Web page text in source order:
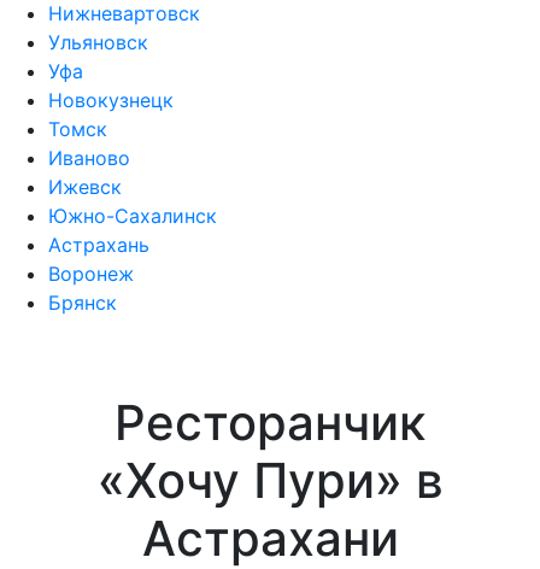
Нижневартовск
Ульяновск
Уфа
Новокузнецк
Томск
Иваново
Ижевск
Южно-Сахалинск
Астрахань
Воронеж
Брянск
Ресторанчик
«Хочу Пури» в
Астрахани